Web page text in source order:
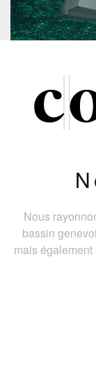
Nous
bassin
mais